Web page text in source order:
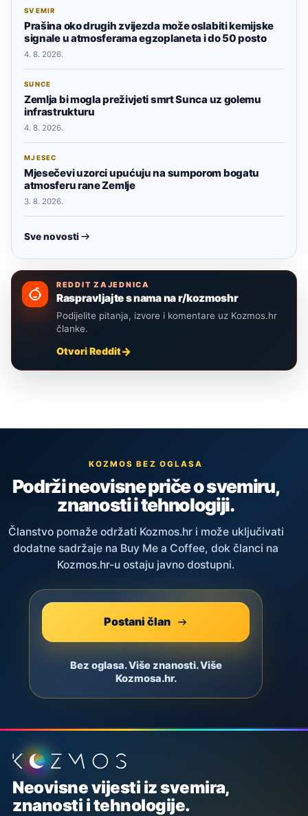
SVEMIR
Prašina oko drugih zvijezda može oslabiti kemijske
signale u atmosferama egzoplaneta i do 50 posto
4. 8. 2026.
SUNCE
Zemlja bi mogla preživjeti smrt Sunca uz golemu
infrastrukturu
4. 8. 2026.
MJESEC
Mjesečevi uzorci upućuju na sumporom bogatu
atmosferu rane Zemlje
3. 8. 2026.
Sve novosti
REDDIT ZAJEDNICA
Raspravljajte s nama na r/kozmoshr
Podijelite pitanja, izvore i komentare uz Kozmos.hr
članke.
Otvori Reddit
KOZMOS BEZ OGLASA
Podrži neovisne priče o svemiru,
znanosti i tehnologiji.
Članstvo pomaže održati Kozmos.hr i može uključivati
dodatne sadržaje na Buy Me a Coffee, dok članci na
Kozmos.hr-u ostaju javno dostupni.
Postani član
Bez oglasa. Više znanosti. Više
Kozmosa.hr.
Podnožje stranice
Neovisne vijesti iz svemira,
znanosti i tehnologije.